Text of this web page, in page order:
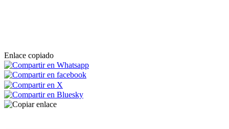
Enlace copiado